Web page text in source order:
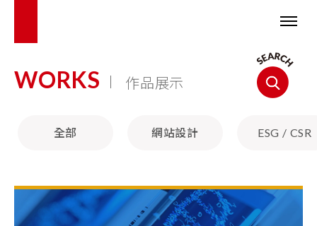
電子材料類 電線電纜類 旅遊住宿
醫療保健 運輸交通 法律顧問 金融投資
建設工程 科技技術
WORKS 作品展示
全部 網站設計 ESG / CSR